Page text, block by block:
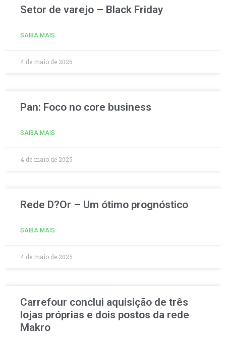
Setor de varejo – Black Friday
SAIBA MAIS
4 de maio de 2025
Pan: Foco no core business
SAIBA MAIS
4 de maio de 2025
Rede D?Or – Um ótimo prognóstico
SAIBA MAIS
4 de maio de 2025
Carrefour conclui aquisição de três
lojas próprias e dois postos da rede
Makro